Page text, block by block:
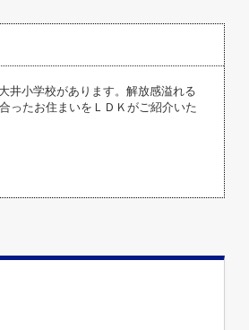
井小学校があります。解放感溢れる
ったお住まいをＬＤＫがご紹介いた